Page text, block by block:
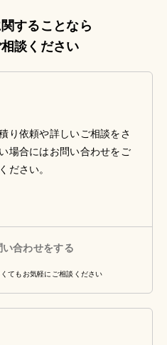
することなら
談ください
り依頼や詳しいご相談をさ
場合にはお問い合わせをご
ださい。
合わせをする
てもお気軽にご相談ください